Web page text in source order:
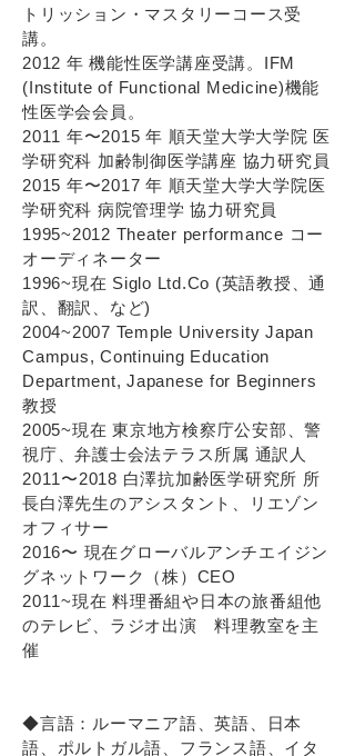
トリッション・マスタリーコース受
講。
2012 年 機能性医学講座受講。IFM
(Institute of Functional Medicine)機能
性医学会会員。
2011 年〜2015 年 順天堂⼤学⼤学院 医
学研究科 加齢制御医学講座 協⼒研究員
2015 年〜2017 年 順天堂⼤学⼤学院医
学研究科 病院管理学 協⼒研究員
1995~2012 Theater performance コー
オーディネーター
1996~現在 Siglo Ltd.Co (英語教授、通
訳、翻訳、など)
2004~2007 Temple University Japan
Campus, Continuing Education
Department, Japanese for Beginners
教授
2005~現在 東京地⽅検察庁公安部、警
視庁、弁護⼠会法テラス所属 通訳⼈
2011〜2018 ⽩澤抗加齢医学研究所 所
⻑⽩澤先⽣のアシスタント、リエゾン
オフィサー
2016〜 現在グローバルアンチエイジン
グネットワーク（株）CEO
2011~現在 料理番組や⽇本の旅番組他
のテレビ、ラジオ出演 料理教室を主
催
◆⾔語：ルーマニア語、英語、⽇本
語、ポルトガル語、フランス語、イタ